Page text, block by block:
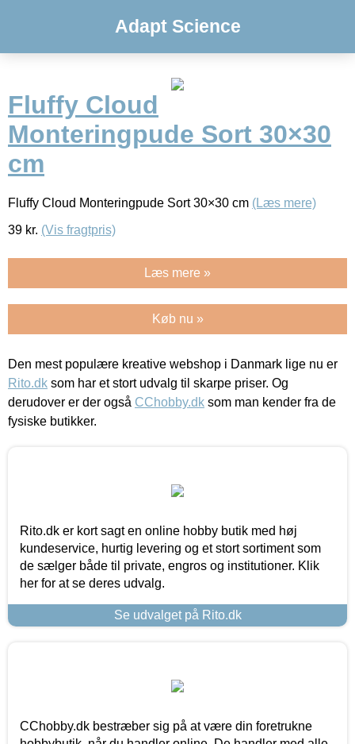
Adapt Science
Fluffy Cloud
Monteringpude Sort 30×30
cm
Fluffy Cloud Monteringpude Sort 30×30 cm (Læs mere)
39 kr. (Vis fragtpris)
Læs mere »
Køb nu »
Den mest populære kreative webshop i Danmark lige nu er
Rito.dk som har et stort udvalg til skarpe priser. Og
derudover er der også CChobby.dk som man kender fra de
fysiske butikker.
Rito.dk er kort sagt en online hobby butik med høj
kundeservice, hurtig levering og et stort sortiment som
de sælger både til private, engros og institutioner. Klik
her for at se deres udvalg.
Se udvalget på Rito.dk
CChobby.dk bestræber sig på at være din foretrukne